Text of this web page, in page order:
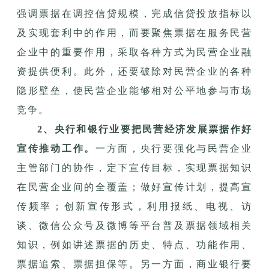
强调票据在调控信贷规模，完成信贷投放指标以
及实现套利中的作用，而要聚焦票据在服务民营
企业中的重要作用，采取各种方式为民营企业融
资提供便利。此外，还要破除对民营企业的各种
隐形壁垒，使民营企业能够相对公平地参与市场
竞争。
2、央行和银行业要把民营经济发展票据作好
宣传推动工作。 一方面，央行要强化与民营企业
主管部门的协作，定下宣传目标，实现票据知识
在民营企业间的全覆盖；做好宣传计划，提高宣
传频率；创新宣传形式，利用报纸、电视、访
谈、微信公众号及微博等平台普及票据领域相关
知识，例如讲述票据的历史、特点、功能作用、
票据追索、票据担保等。另一方面，商业银行要